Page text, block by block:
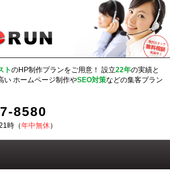
トのHP制作プランをご用意！ 設立22年の実績と
い ホームページ制作やSEO対策などの集客プラン
8580
時（年中無休）